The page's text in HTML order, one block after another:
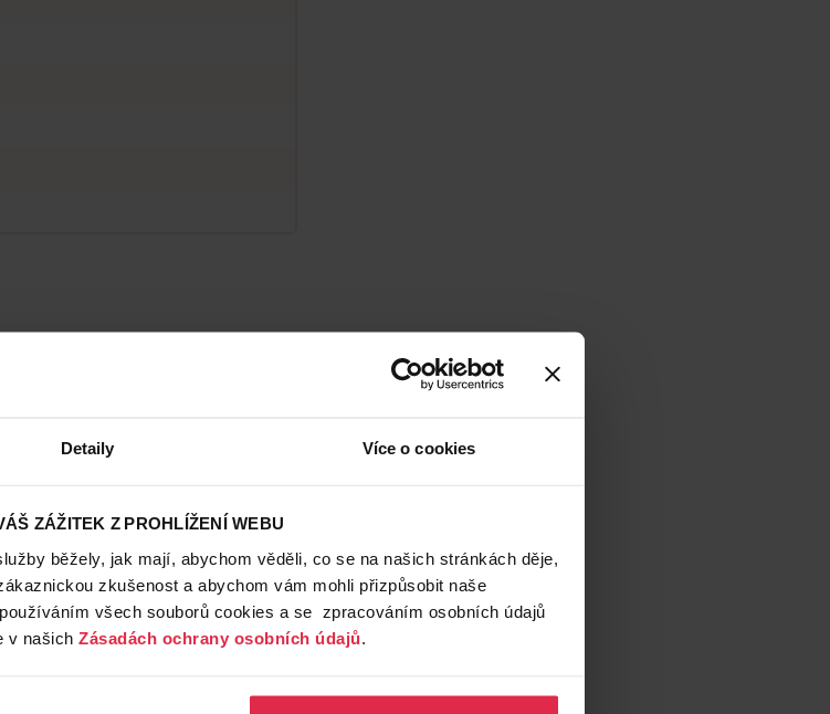
Detaily Více o cookies
ZÁŽITEK Z PROHLÍŽENÍ WEBU
běžely, jak mají, abychom věděli, co se na našich stránkách děje,
zkušenost a abychom vám mohli přizpůsobit naše
všech souborů cookies a se zpracováním osobních údajů
v našich Zásadách ochrany osobních údajů.